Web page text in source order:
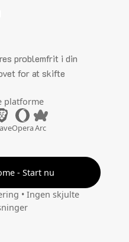
problemfrit i din
for at skifte
platforme
OperaArc
- Start nu
• Ingen skjulte